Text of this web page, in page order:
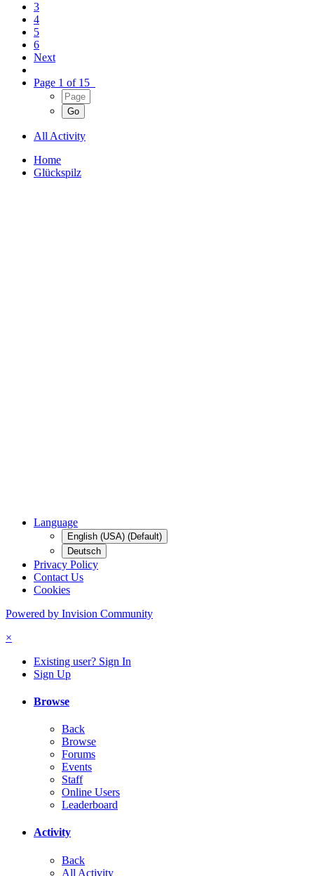
3
4
5
6
Next
Page 1 of 15
All Activity
Home
Glückspilz
Language
English (USA) (Default)
Deutsch
Privacy Policy
Contact Us
Cookies
Powered by Invision Community
×
Existing user? Sign In
Sign Up
Browse
Back
Browse
Forums
Events
Staff
Online Users
Leaderboard
Activity
Back
All Activity